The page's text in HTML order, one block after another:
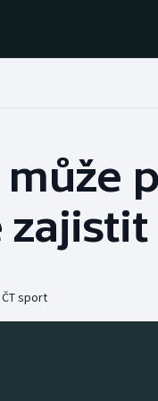
Baseball a softbal
Basketbal
Boby a skeleton
může
ČT sport